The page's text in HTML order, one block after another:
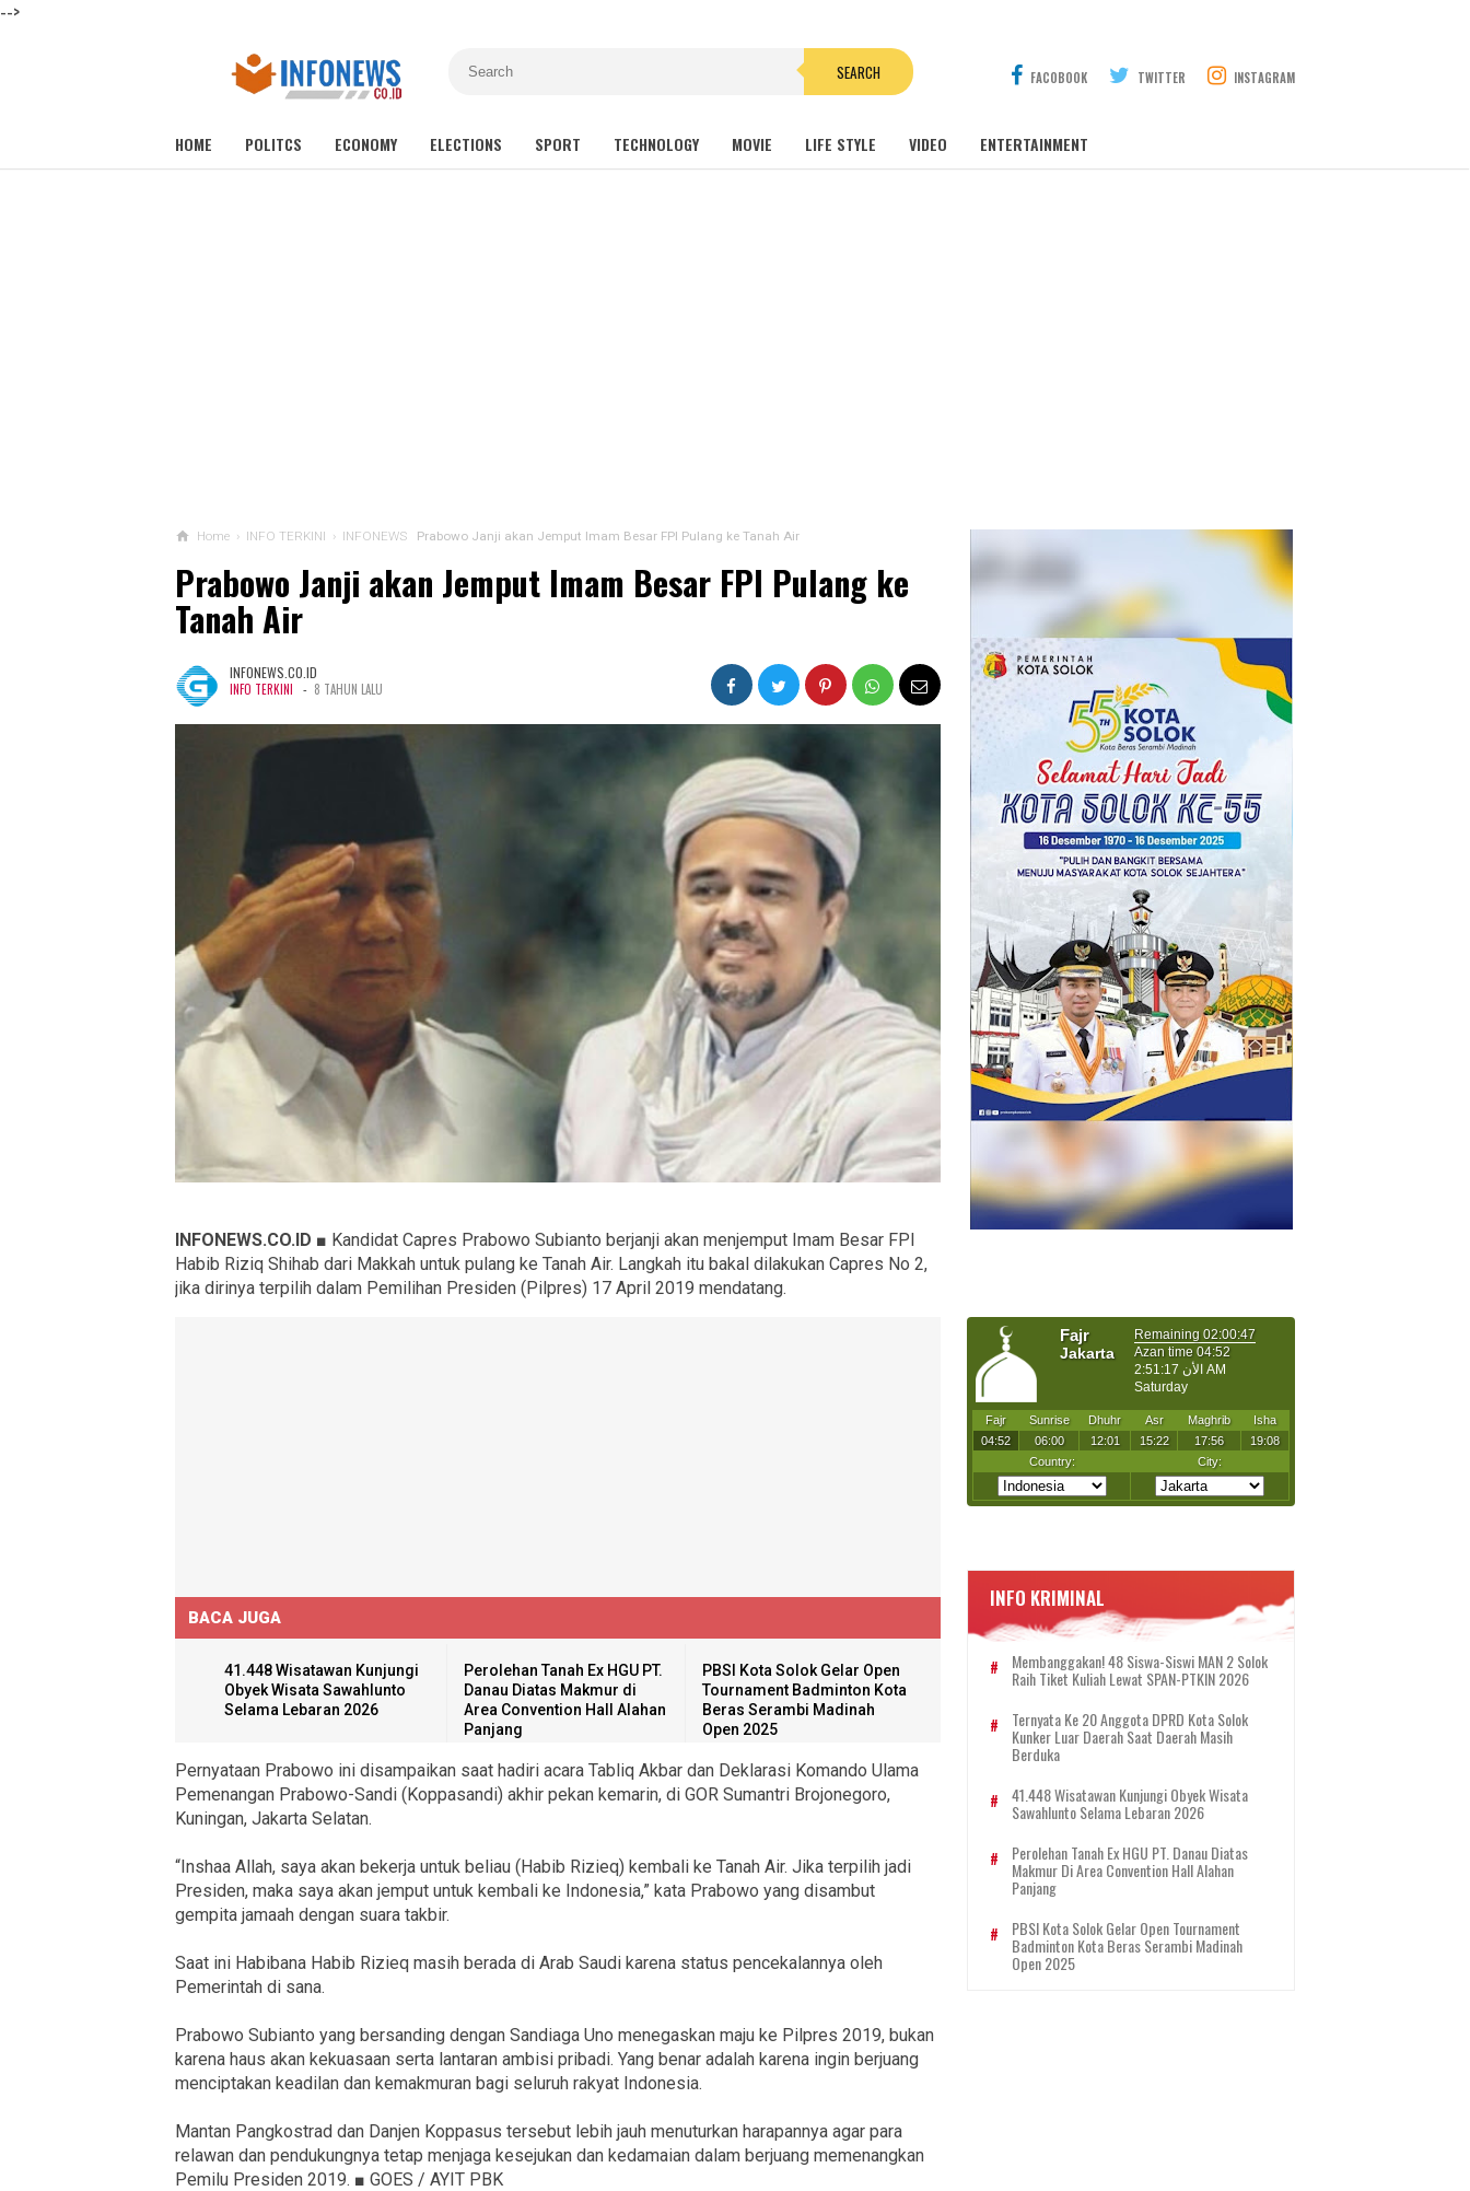
-->
SEARCH FACOBOOK TWITTER INSTAGRAM
HOME POLITCS ECONOMY ELECTIONS SPORT TECHNOLOGY MOVIE LIFE STYLE VIDEO ENTERTAINMENT
Home › INFO TERKINI › INFONEWS Prabowo Janji akan Jemput Imam Besar FPI Pulang ke Tanah Air
Prabowo Janji akan Jemput Imam Besar FPI Pulang ke
Tanah Air
INFONEWS.CO.ID
INFO TERKINI - 8 TAHUN LALU
INFONEWS.CO.ID ■ Kandidat Capres Prabowo Subianto berjanji akan menjemput Imam Besar FPI
Habib Riziq Shihab dari Makkah untuk pulang ke Tanah Air. Langkah itu bakal dilakukan Capres No 2,
jika dirinya terpilih dalam Pemilihan Presiden (Pilpres) 17 April 2019 mendatang.
BACA JUGA
41.448 Wisatawan Kunjungi
Obyek Wisata Sawahlunto
Selama Lebaran 2026
Perolehan Tanah Ex HGU PT.
Danau Diatas Makmur di
Area Convention Hall Alahan
Panjang
PBSI Kota Solok Gelar Open
Tournament Badminton Kota
Beras Serambi Madinah
Open 2025
Pernyataan Prabowo ini disampaikan saat hadiri acara Tabliq Akbar dan Deklarasi Komando Ulama
Pemenangan Prabowo-Sandi (Koppasandi) akhir pekan kemarin, di GOR Sumantri Brojonegoro,
Kuningan, Jakarta Selatan.
“Inshaa Allah, saya akan bekerja untuk beliau (Habib Rizieq) kembali ke Tanah Air. Jika terpilih jadi
Presiden, maka saya akan jemput untuk kembali ke Indonesia,” kata Prabowo yang disambut
gempita jamaah dengan suara takbir.
Saat ini Habibana Habib Rizieq masih berada di Arab Saudi karena status pencekalannya oleh
Pemerintah di sana.
Prabowo Subianto yang bersanding dengan Sandiaga Uno menegaskan maju ke Pilpres 2019, bukan
karena haus akan kekuasaan serta lantaran ambisi pribadi. Yang benar adalah karena ingin berjuang
menciptakan keadilan dan kemakmuran bagi seluruh rakyat Indonesia.
Mantan Pangkostrad dan Danjen Koppasus tersebut lebih jauh menuturkan harapannya agar para
relawan dan pendukungnya tetap menjaga kesejukan dan kedamaian dalam berjuang memenangkan
Pemilu Presiden 2019. ■ GOES / AYIT PBK
INFO KRIMINAL
Membanggakan! 48 Siswa-Siswi MAN 2 Solok
Raih Tiket Kuliah Lewat SPAN-PTKIN 2026
Ternyata Ke 20 Anggota DPRD Kota Solok
Kunker Luar Daerah Saat Daerah Masih
Berduka
41.448 Wisatawan Kunjungi Obyek Wisata
Sawahlunto Selama Lebaran 2026
Perolehan Tanah Ex HGU PT. Danau Diatas
Makmur Di Area Convention Hall Alahan
Panjang
PBSI Kota Solok Gelar Open Tournament
Badminton Kota Beras Serambi Madinah
Open 2025